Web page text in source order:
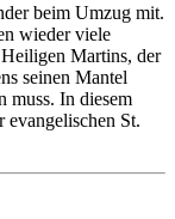
beim Umzug mit.
wieder viele
Martins, der
seinen Mantel
muss. In diesem
evangelischen St.